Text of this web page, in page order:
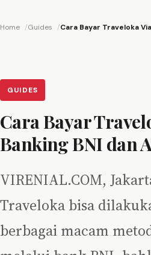
Home Guides Cara Bayar Traveloka
GUIDES
Cara Bayar
Banking BNI dan
VIRENIAL.COM,
Traveloka bisa
berbagai macam